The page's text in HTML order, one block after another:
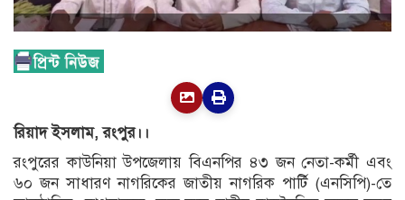
রিয়াদ ইসলাম, রংপুর।।
রংপুরের কাউনিয়া উপজেলায় বিএনপির ৪৩ জন নেতা-কর্মী এবং
৬০ জন সাধারণ নাগরিকের জাতীয় নাগরিক পার্টি (এনসিপি)-তে